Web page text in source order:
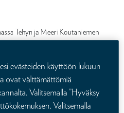
alve
n
Tehyn ja Meeri Koutaniemen
ja työn arvostaon taiteilija Meeri
terveys- ja kasvatusalan
puheenvuoro hoitotyön ja
arvostuksen puolesta.
evästeiden käyttöön lukuun
ovat välttämättömiä
Valitsemalla ”Hyväksy
Valitsemalla